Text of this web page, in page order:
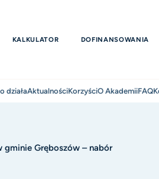
KALKULATOR DOFINANSOWANIA
działaAktualnościKorzyściO AkademiiFAQ
Gręboszów – nabór